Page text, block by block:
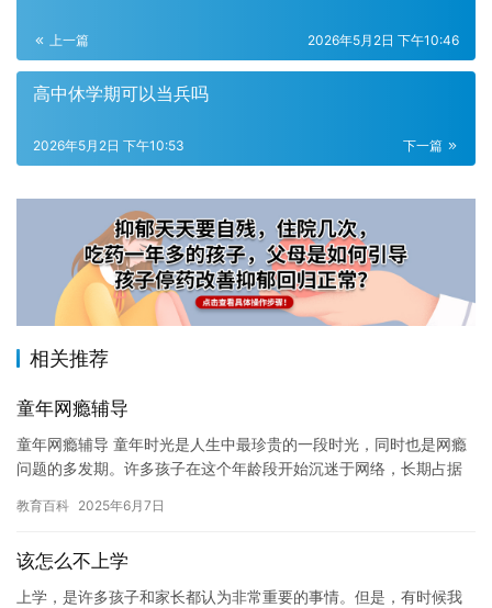
上一篇 2026年5月2日 下午10:46
高中休学期可以当兵吗
下一篇
2026年5月2日 下午10:53
相关推荐
童年网瘾辅导
童年网瘾辅导 童年时光是人生中最珍贵的一段时光，同时也是网瘾
问题的多发期。许多孩子在这个年龄段开始沉迷于网络，长期占据
展。因…
教育百科 2025年6月7日
该怎么不上学
上学，是许多孩子和家长都认为非常重要的事情。但是，有时候我